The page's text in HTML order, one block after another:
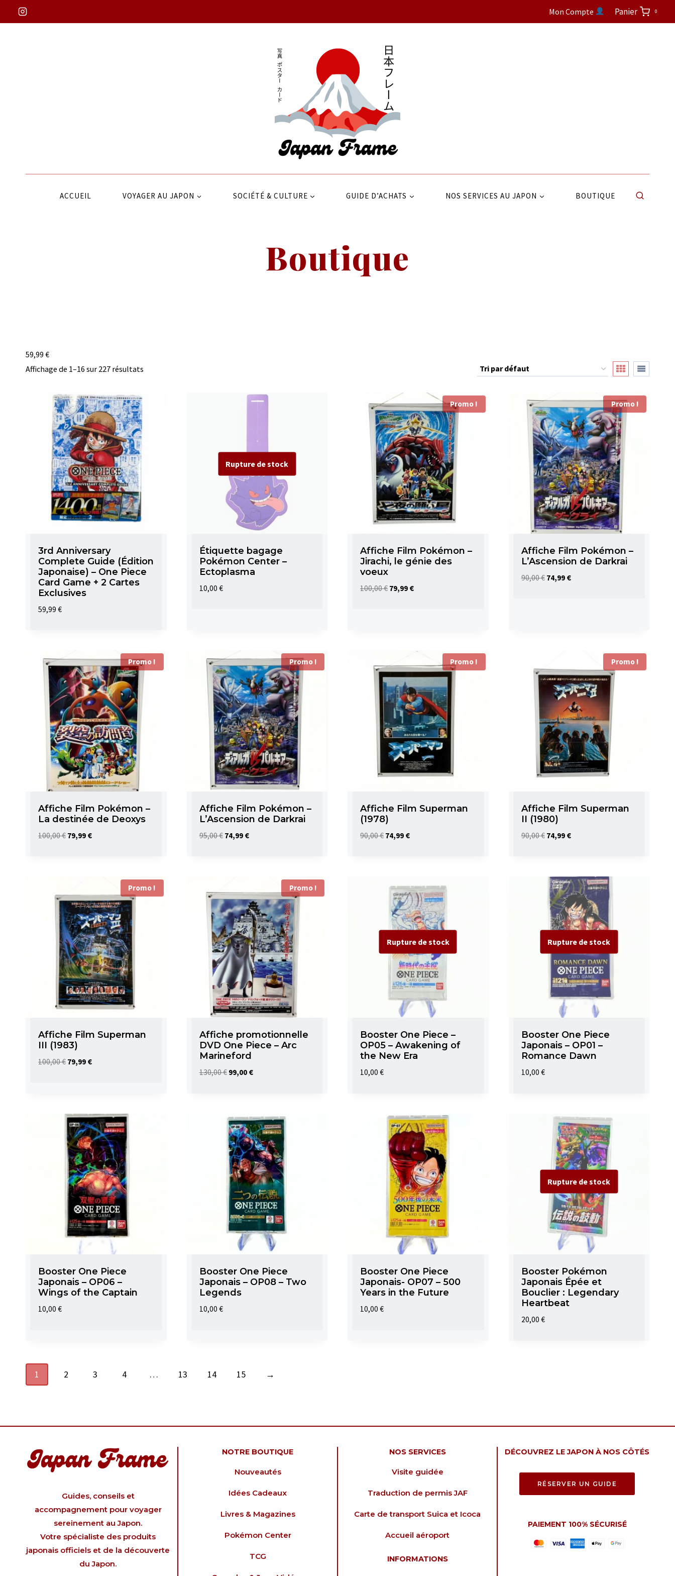
Mon Compte Panier 0
ACCUEIL VOYAGER AU JAPON SOCIÉTÉ & CULTURE GUIDE D’ACHATS NOS SERVICES AU JAPON BOUTIQUE
Boutique
59,99 €
Affichage de 1–16 sur 227 résultats
3rd Anniversary
Complete Guide (Édition
Japonaise) – One Piece
Card Game + 2 Cartes
Exclusives
59,99 €
Étiquette bagage
Pokémon Center –
Ectoplasma
10,00 €
Promo !
Affiche Film Pokémon –
Jirachi, le génie des
voeux
100,00€ Le
79,99 €Le
Promo !
Affiche Film Pokémon –
L’Ascension de Darkrai
90,00€ Le
74,99 €Le
Promo !
Affiche Film Pokémon –
La destinée de Deoxys
100,00€ Le
79,99 €Le
Promo !
Affiche Film Pokémon –
L’Ascension de Darkrai
95,00€ Le
74,99 €Le
Promo !
Affiche Film Superman
(1978)
90,00€ Le
90,00 €.
74,99 €Le
74,99 €.
Promo !
Affiche Film Superman
II (1980)
90,00€ Le
était :
90,00 €.
74,99 €Le
est :
74,99 €.
Promo !
Affiche Film Superman
III (1983)
100,00€ Le
100,00 €.
79,99 €Le
79,99 €.
Promo !
Affiche promotionnelle
DVD One Piece – Arc
Marineford
130,00€ Le
130,00 €.
99,00 €Le
99,00 €.
Booster One Piece –
OP05 – Awakening of
the New Era
10,00 €
Booster One Piece
Japonais – OP01 –
Romance Dawn
10,00 €
Booster One Piece
Japonais – OP06 –
Wings of the Captain
10,00 €
Booster One Piece
Japonais – OP08 – Two
Legends
10,00 €
Booster One Piece
Japonais- OP07 – 500
Years in the Future
10,00 €
Booster Pokémon
Japonais Épée et
Bouclier : Legendary
Heartbeat
20,00 €
1 2 3 4 … 13 14 15 →
Guides, conseils et
accompagnement pour voyager
sereinement au Japon.
Votre spécialiste des produits
japonais officiels et de la découverte
du Japon.
NOTRE BOUTIQUE
Nouveautés
Idées Cadeaux
Livres & Magazines
Pokémon Center
TCG
NOS SERVICES
Visite guidée
Traduction de permis JAF
Carte de transport Suica et Icoca
Accueil aéroport
INFORMATIONS
DÉCOUVREZ LE JAPON À NOS CÔTÉS
RÉSERVER UN GUIDE
PAIEMENT 100% SÉCURISÉ